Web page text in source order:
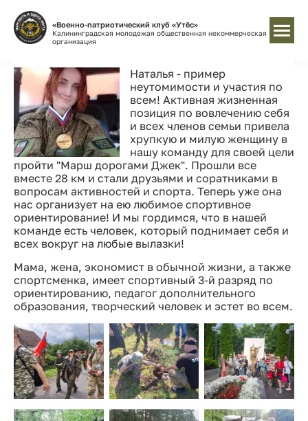
«Военно-патриотический клуб «Утёс»
Калининградская молодежая общественная некоммерческая
организация
Наталья - пример
неутомимости и участия по
всем! Активная жизненная
позиция по вовлечению себя
и всех членов семьи привела
хрупкую и милую женщину в
нашу команду для своей цели
пройти "Марш дорогами Джек". Прошли все
вместе 28 км и стали друзьями и соратниками в
вопросам активностей и спорта. Теперь уже она
нас организует на ею любимое спортивное
ориентирование! И мы гордимся, что в нашей
команде есть человек, который поднимает себя и
всех вокруг на любые вылазки!
Мама, жена, экономист в обычной жизни, а также
спортсменка, имеет спортивный 3-й разряд по
ориентированию, педагог дополнительного
образования, творческий человек и эстет во всем.